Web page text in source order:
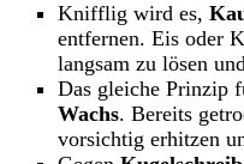
Knifflig wird es,
entfernen. Eis oder
langsam zu lösen
Das gleiche Prinzip
Wachs. Bereits
vorsichtig erhitzen